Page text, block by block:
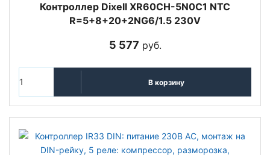
Контроллер Dixell XR60CH-5N0C1 NTC
R=5+8+20+2NG6/1.5 230V
5 577 руб.
В корзину